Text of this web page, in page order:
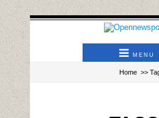
MENU
Home >>